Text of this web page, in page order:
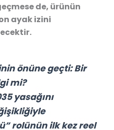
de, ürünün
ayak izini
önüne geçti: Bir
mi?
yasağını
rolünün ilk kez reel